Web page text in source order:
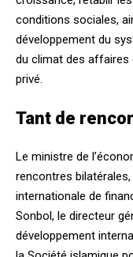
conditions sociales,
développement du
du climat des affaires
privé.
Tant de
Le ministre de
rencontres
internationale de
Sonbol, le directeur
développement